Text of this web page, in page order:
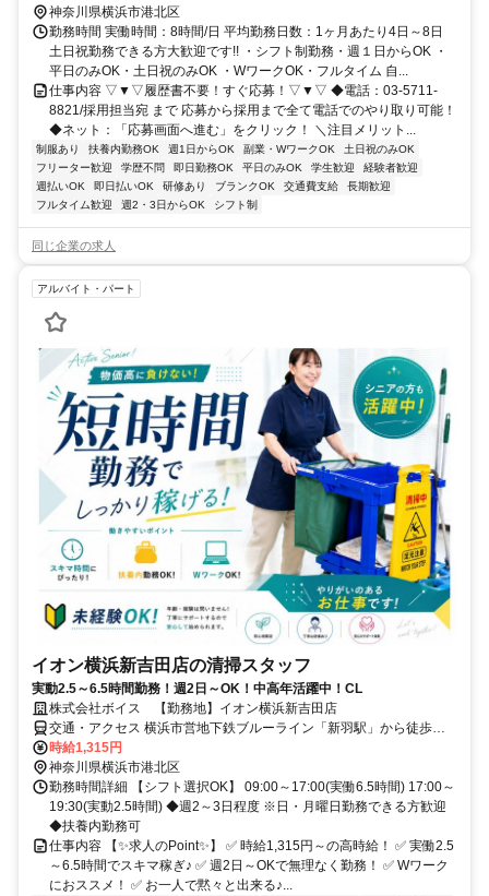
神奈川県横浜市港北区
勤務時間 実働時間：8時間/日 平均勤務日数：1ヶ月あたり4日～8日
土日祝勤務できる方大歓迎です!! ・シフト制勤務・週１日からOK ・
平日のみOK・土日祝のみOK ・WワークOK・フルタイム 自...
仕事内容 ▽▼▽履歴書不要！すぐ応募！▽▼▽ ◆電話：03-5711-
8821/採用担当宛 まで 応募から採用まで全て電話でのやり取り可能！
◆ネット：「応募画面へ進む」をクリック！ ＼注目メリット...
制服あり 扶養内勤務OK 週1日からOK 副業・WワークOK
土日祝のみOK
フリーター歓迎
学歴不問 即日勤務OK 平日のみOK 学生歓迎
経験者歓迎
週払いOK
即日払いOK 研修あり ブランクOK 交通費支給
長期歓迎
フルタイム歓迎
週2・3日からOK シフト制
同じ企業の求人
アルバイト・パート
イオン横浜新吉田店の清掃スタッフ
実動2.5～6.5時間勤務！週2日～OK！中高年活躍中！CL
株式会社ボイス 【勤務地】イオン横浜新吉田店
交通・アクセス 横浜市営地下鉄ブルーライン「新羽駅」から徒歩約
10分
時給1,315円
神奈川県横浜市港北区
勤務時間詳細 【シフト選択OK】 09:00～17:00(実働6.5時間) 17:00～
19:30(実動2.5時間) ◆週2～3日程度 ※日・月曜日勤務できる方歓迎
◆扶養内勤務可
仕事内容 【✨求人のPoint✨】 ✅ 時給1,315円～の高時給！ ✅ 実働2.5
～6.5時間でスキマ稼ぎ♪ ✅ 週2日～OKで無理なく勤務！ ✅ Wワーク
におススメ！ ✅ お一人で黙々と出来る♪...